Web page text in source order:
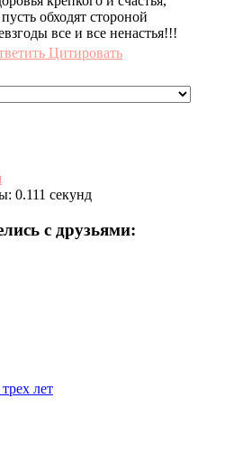
обходят стороной
все и все ненастья!!!
Цитировать
0.111 секунд
с друзьями:
лет